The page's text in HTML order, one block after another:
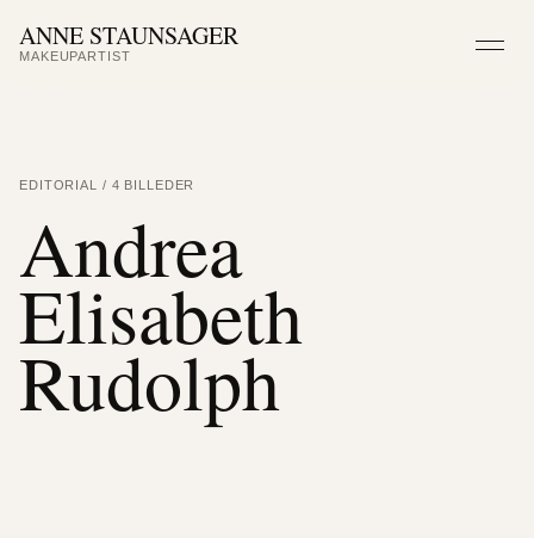
ANNE STAUNSAGER
MAKEUPARTIST
EDITORIAL / 4 BILLEDER
Andrea
Elisabeth
Rudolph